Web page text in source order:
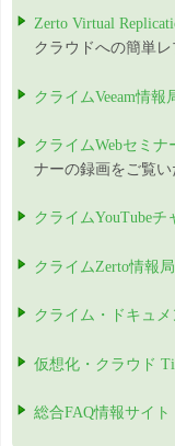
Zerto Virtual
クラウドへの簡単
クライムVeeam情報
クライムWebセミナ
ナーの録画をご覧い
クライムYouTubeチ
クライムZerto情報局
クライム・ドキュメ
仮想化・クラウド
総合FAQ情報サイト